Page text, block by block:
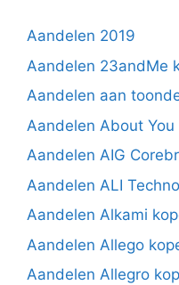
Aandelen 2019
Aandelen 23andMe
Aandelen aan
Aandelen About You
Aandelen AIG
Aandelen ALI
Aandelen Alkami
Aandelen Allego
Aandelen Allegro